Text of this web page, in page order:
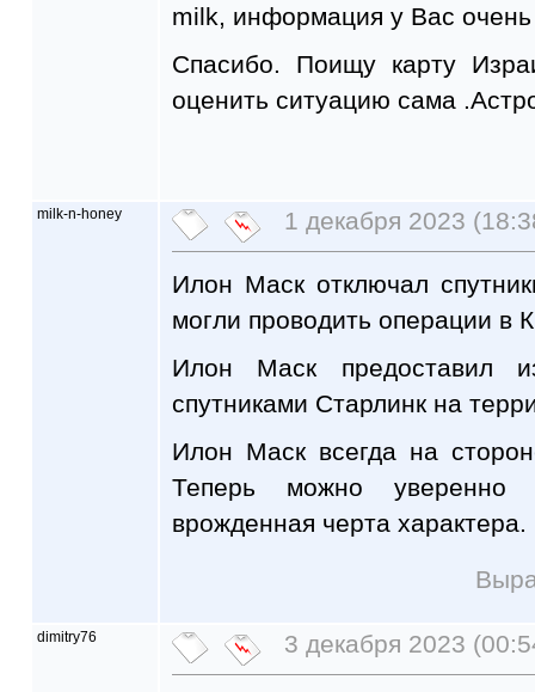
milk, информация у Вас очень
Спасибо. Поищу карту
оценить ситуацию сама
milk-n-honey 1 декабря 2023
Илон Маск отключал
могли проводить операции в
Илон Маск предоставил
спутниками Старлинк на
Илон Маск всегда на
Теперь можно уверенно
врожденная черта характера.
dimitry76 3 декабря 2023